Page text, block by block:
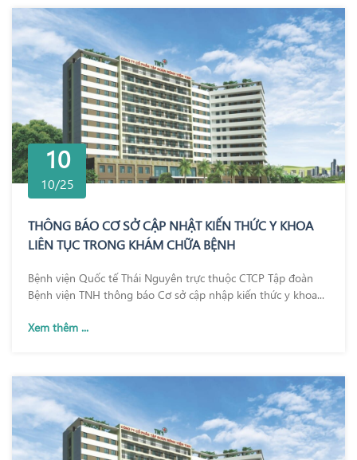
10
10/25
THÔNG BÁO CƠ SỞ CẬP NHẬT KIẾN THỨC Y KHOA
LIÊN TỤC TRONG KHÁM CHỮA BỆNH
Bệnh viện Quốc tế Thái Nguyên trực thuộc CTCP Tập đoàn
Bệnh viện TNH thông báo Cơ sở cập nhập kiến thức y khoa...
Xem thêm ...